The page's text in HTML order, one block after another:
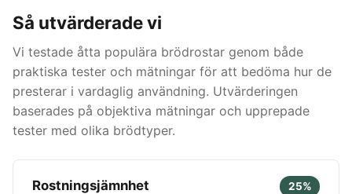
Så utvärderade vi
Vi testade åtta populära brödrostar genom både
praktiska tester och mätningar för att bedöma hur de
presterar i vardaglig användning. Utvärderingen
baserades på objektiva mätningar och upprepade
tester med olika brödtyper.
Rostningsjämnhet 25%